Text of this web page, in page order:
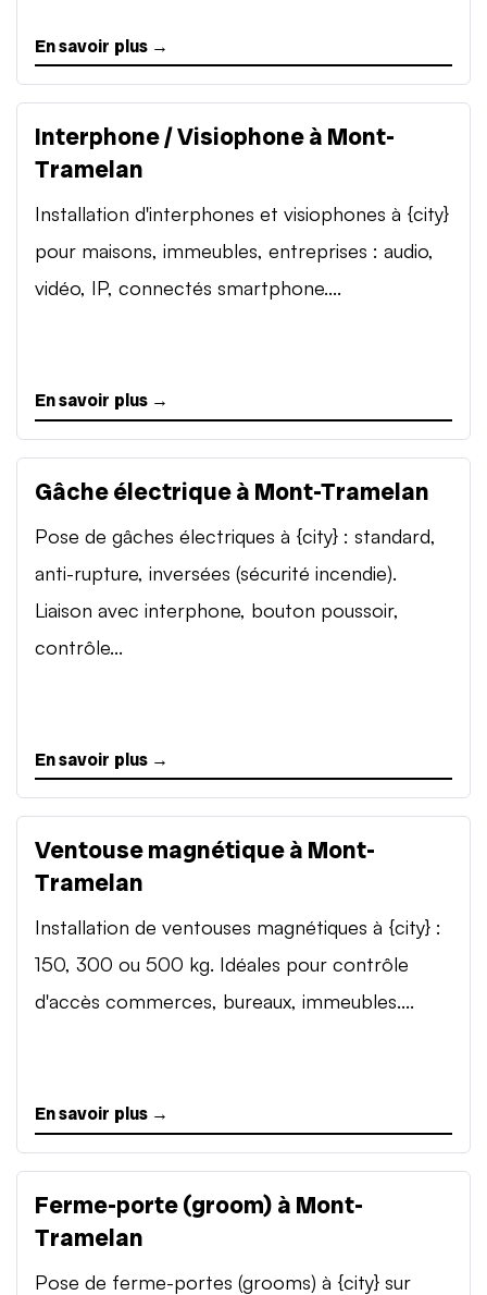
En savoir plus →
Interphone / Visiophone à Mont-
Tramelan
Installation d'interphones et visiophones à {city}
pour maisons, immeubles, entreprises : audio,
vidéo, IP, connectés smartphone....
En savoir plus →
Gâche électrique à Mont-Tramelan
Pose de gâches électriques à {city} : standard,
anti-rupture, inversées (sécurité incendie).
Liaison avec interphone, bouton poussoir,
contrôle...
En savoir plus →
Ventouse magnétique à Mont-
Tramelan
Installation de ventouses magnétiques à {city} :
150, 300 ou 500 kg. Idéales pour contrôle
d'accès commerces, bureaux, immeubles....
En savoir plus →
Ferme-porte (groom) à Mont-
Tramelan
Pose de ferme-portes (grooms) à {city} sur